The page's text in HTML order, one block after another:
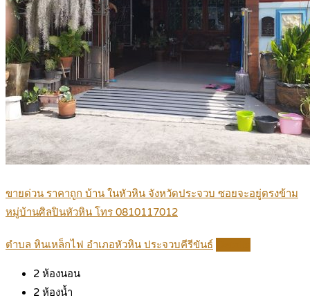
ขายด่วน ราคาถูก บ้าน ในหัวหิน จังหวัดประจวบ ซอยจะอยู่ตรงข้าม
หมู่บ้านศิลปินหัวหิน โทร 0810117012
ตำบล หินเหล็กไฟ อำเภอหัวหิน ประจวบคีรีขันธ์
2 ห้องนอน
2 ห้องน้ำ